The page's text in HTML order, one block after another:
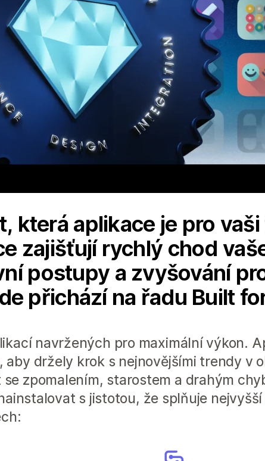
která aplikace je pro
zajišťují rychlý chod
postupy a zvyšování
přichází na řadu Built
navržených pro maximální výkon.
držely krok s nejnovějšími trendy v
zpomalením, starostem a drahým
s jistotou, že splňuje